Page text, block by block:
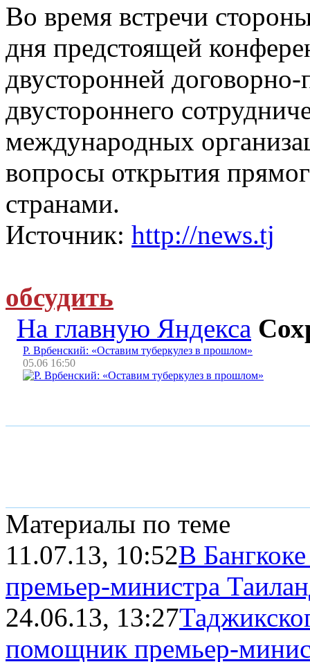
Во время встречи
дня предстоящей
двусторонней
двустороннего
международных
вопросы открытия
странами.
Источник: http://news.tj
обсудить
На главную Яндекса
Р. Врбенский: «Оставим туберкулез в прошлом»
05.06 16:50
Материалы по теме
11.07.13, 10:52В
премьер-министра
24.06.13, 13:27
помощник премьер-